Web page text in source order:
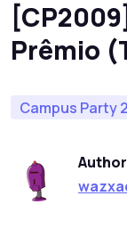
Prêmio
Campus Party
Author